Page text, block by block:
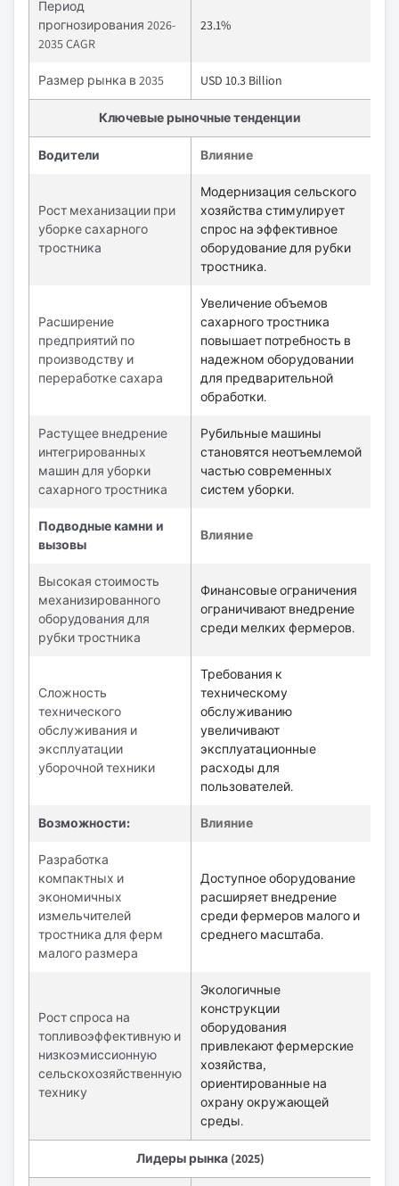
Период
прогнозирования 2026-
2035 CAGR
23.1%
Размер рынка в 2035 USD 10.3 Billion
Ключевые рыночные тенденции
Водители Влияние
Рост механизации при
уборке сахарного
тростника
Модернизация сельского
хозяйства стимулирует
спрос на эффективное
оборудование для рубки
тростника.
Расширение
предприятий по
производству и
переработке сахара
Увеличение объемов
сахарного тростника
повышает потребность в
надежном оборудовании
для предварительной
обработки.
Растущее внедрение
интегрированных
машин для уборки
сахарного тростника
Рубильные машины
становятся неотъемлемой
частью современных
систем уборки.
Подводные камни и
вызовы
Влияние
Высокая стоимость
механизированного
оборудования для
рубки тростника
Финансовые ограничения
ограничивают внедрение
среди мелких фермеров.
Сложность
технического
обслуживания и
эксплуатации
уборочной техники
Требования к
техническому
обслуживанию
увеличивают
эксплуатационные
расходы для
пользователей.
Возможности: Влияние
Разработка
компактных и
экономичных
измельчителей
тростника для ферм
малого размера
Доступное оборудование
расширяет внедрение
среди фермеров малого и
среднего масштаба.
Рост спроса на
топливоэффективную и
низкоэмиссионную
сельскохозяйственную
технику
Экологичные
конструкции
оборудования
привлекают фермерские
хозяйства,
ориентированные на
охрану окружающей
среды.
Лидеры рынка (2025)